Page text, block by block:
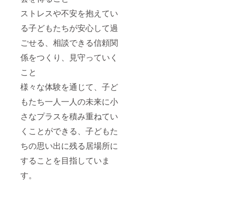
ストレスや不安を抱えてい
る子どもたちが安心して過
ごせる、相談できる信頼関
係をつくり、見守っていく
こと
様々な体験を通じて、子ど
もたち一人一人の未来に小
さなプラスを積み重ねてい
くことができる、子どもた
ちの思い出に残る居場所に
することを目指していま
す。